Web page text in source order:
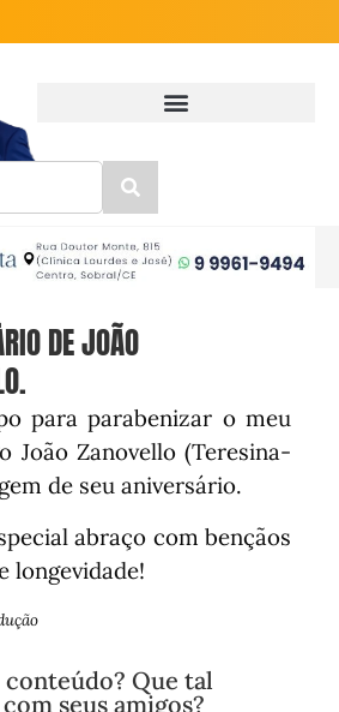
DE JOÃO
para parabenizar o meu
João Zanovello (Teresina-
de seu aniversário.
abraço com bençãos
longevidade!
conteúdo? Que tal
seus amigos?